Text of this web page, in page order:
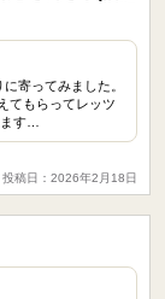
寄ってみました。
てもらってレッツ
す…
投稿日：2026年2月18日